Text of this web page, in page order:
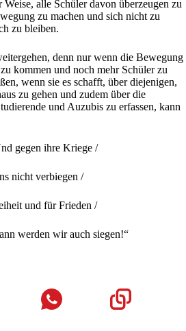
alle Schüler davon überzeugen zu
zu machen und sich nicht zu
zu bleiben.
denn nur wenn die Bewegung
kommen und noch mehr Schüler zu
wenn sie es schafft, über diejenigen,
zu gehen und zudem über die
und Auzubis zu erfassen, kann
gegen ihre Kriege /
nicht verbiegen /
und für Frieden /
werden wir auch siegen!“